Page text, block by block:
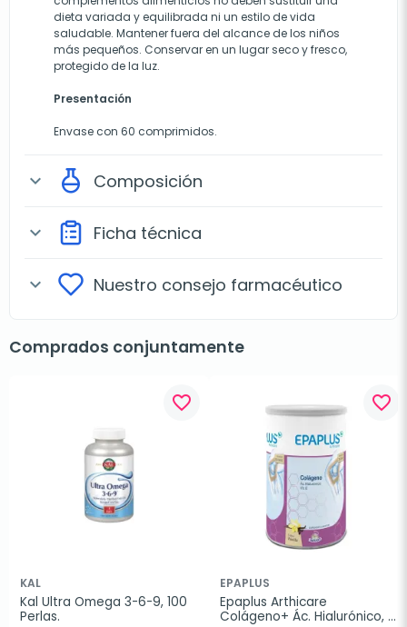
dieta variada y equilibrada ni un estilo de vida
saludable. Mantener fuera del alcance de los niños
más pequeños. Conservar en un lugar seco y fresco,
protegido de la luz.
Presentación
Envase con 60 comprimidos.
expand_more Composición
expand_more Ficha técnica
expand_more Nuestro consejo farmacéutico
Comprados conjuntamente
favorite_border
KAL
Kal Ultra Omega 3-6-9, 100
Perlas.
favorite_border
EPAPLUS
Epaplus Arthicare
Colágeno+ Ác. Hialurónico,